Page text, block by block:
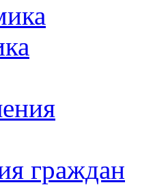
граждан